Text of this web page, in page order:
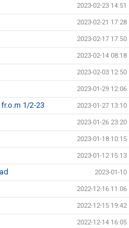
2023-02-23 14:51
2023-02-21 17:28
2023-02-17 17:50
2023-02-14 08:18
2023-02-03 12:50
2023-01-29 12:06
1/2-23 2023-01-27 13:10
2023-01-26 23:20
2023-01-18 10:15
2023-01-12 15:13
2023-01-10
2022-12-16 11:06
2022-12-15 19:42
2022-12-14 16:05